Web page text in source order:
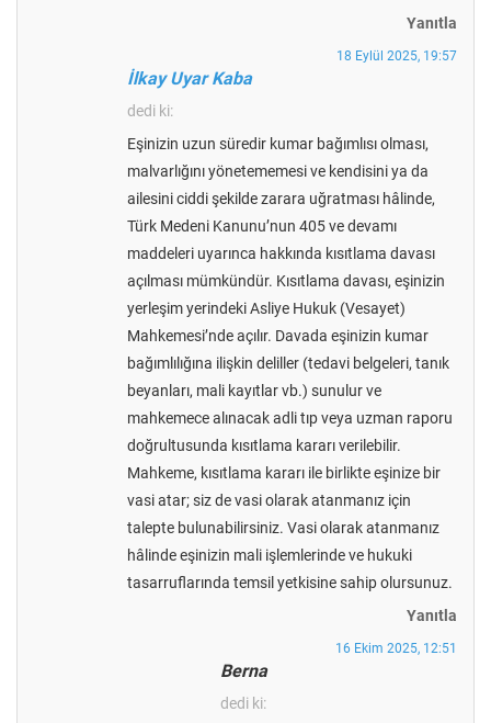
Yanıtla
İlkay Uyar Kaba
dedi ki:
18 Eylül 2025, 19:57
Eşinizin uzun süredir kumar bağımlısı olması,
malvarlığını yönetememesi ve kendisini ya da
ailesini ciddi şekilde zarara uğratması hâlinde,
Türk Medeni Kanunu’nun 405 ve devamı
maddeleri uyarınca hakkında kısıtlama davası
açılması mümkündür. Kısıtlama davası, eşinizin
yerleşim yerindeki Asliye Hukuk (Vesayet)
Mahkemesi’nde açılır. Davada eşinizin kumar
bağımlılığına ilişkin deliller (tedavi belgeleri, tanık
beyanları, mali kayıtlar vb.) sunulur ve
mahkemece alınacak adli tıp veya uzman raporu
doğrultusunda kısıtlama kararı verilebilir.
Mahkeme, kısıtlama kararı ile birlikte eşinize bir
vasi atar; siz de vasi olarak atanmanız için
talepte bulunabilirsiniz. Vasi olarak atanmanız
hâlinde eşinizin mali işlemlerinde ve hukuki
tasarruflarında temsil yetkisine sahip olursunuz.
Yanıtla
Berna
dedi ki:
16 Ekim 2025, 12:51